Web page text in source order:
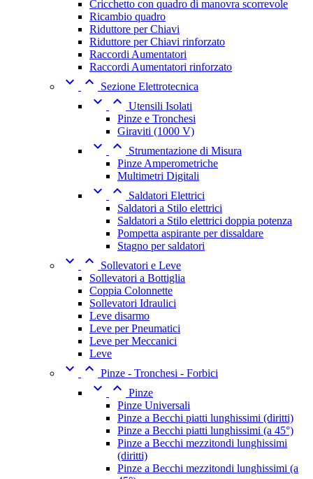
Cricchetto con quadro di manovra scorrevole
Ricambio quadro
Riduttore per Chiavi
Riduttore per Chiavi rinforzato
Raccordi Aumentatori
Raccordi Aumentatori rinforzato
  Sezione Elettrotecnica
  Utensili Isolati
Pinze e Tronchesi
Giraviti (1000 V)
 
Strumentazione di Misura
Pinze Amperometriche
Multimetri Digitali
 
Saldatori Elettrici
Saldatori a Stilo elettrici
Saldatori a Stilo elettrici doppia potenza
Pompetta aspirante per dissaldare
Stagno per saldatori
 
Sollevatori e Leve
Sollevatori a Bottiglia
Coppia Colonnette
Sollevatori Idraulici
Leve disarmo
Leve per Pneumatici
Leve per Meccanici
Leve
  Pinze - Tronchesi - Forbici
  Pinze
Pinze Universali
Pinze a Becchi piatti lunghissimi (diritti)
Pinze a Becchi piatti lunghissimi (a 45°)
Pinze a Becchi mezzitondi lunghissimi
(diritti)
Pinze a Becchi mezzitondi lunghissimi (a